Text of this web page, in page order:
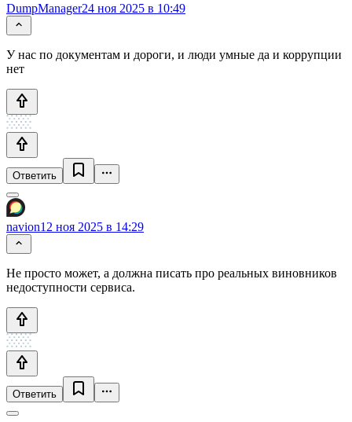
DumpManager24 ноя 2025 в 10:49
У нас по документам и дороги, и люди умные да и коррупции
нет
Ответить
navion12 ноя 2025 в 14:29
Не просто может, а должна писать про реальных виновников
недоступности сервиса.
Ответить